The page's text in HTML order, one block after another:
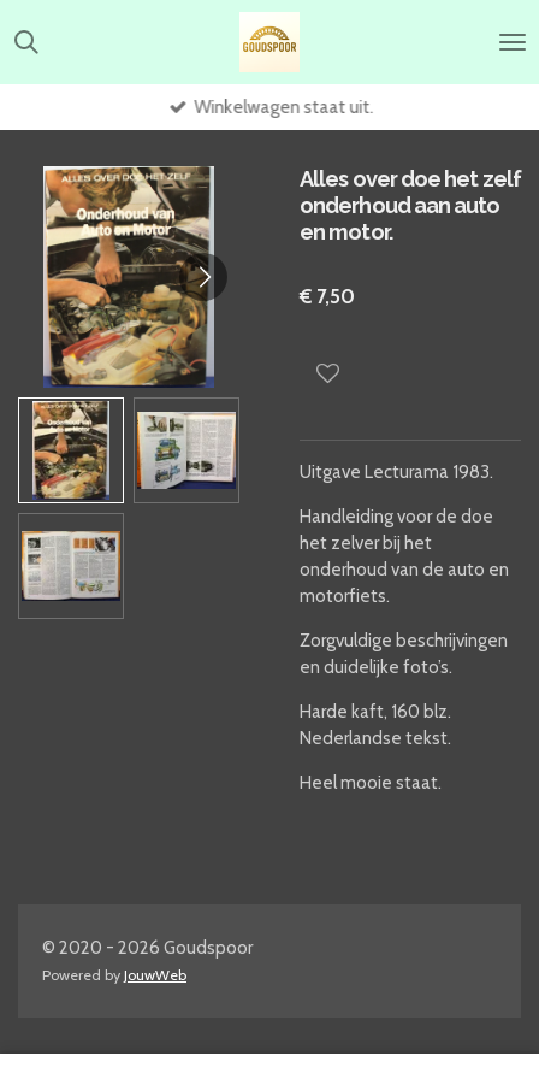
direct
hoofdinhoud
Winkelwagen staat uit.
Alles over doe het zelf
onderhoud aan auto
en motor.
€ 7,50
Uitgave Lecturama 1983.
Handleiding voor de doe
het zelver bij het
onderhoud van de auto en
motorfiets.
Zorgvuldige beschrijvingen
en duidelijke foto’s.
Harde kaft, 160 blz.
Nederlandse tekst.
Heel mooie staat.
© 2020 - 2026 Goudspoor
Powered by JouwWeb